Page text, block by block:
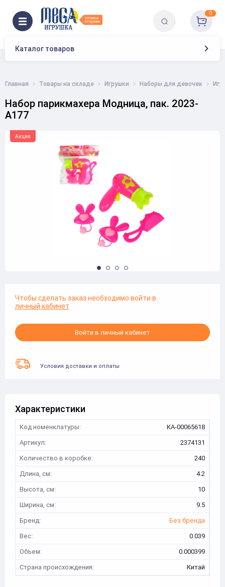
Каталог товаров
0
Главная Товары на складе Игрушки Наборы для девочек
Набор парикмахера Модница, пак. 2023-
A177
Акция
Чтобы сделать заказ необходимо войти в
личный кабинет
Войти в личный кабинет
Условия доставки и оплаты
Характеристики
Код номенклатуры:
КА-00065618
Артикул:
2374131
Количество в коробке:
240
Длина, см:
4.2
Высота, см:
10
Ширина, см:
9.5
Бренд:
Без бренда
Вес:
0.039
Объем:
0.000399
Страна происхождения:
Китай